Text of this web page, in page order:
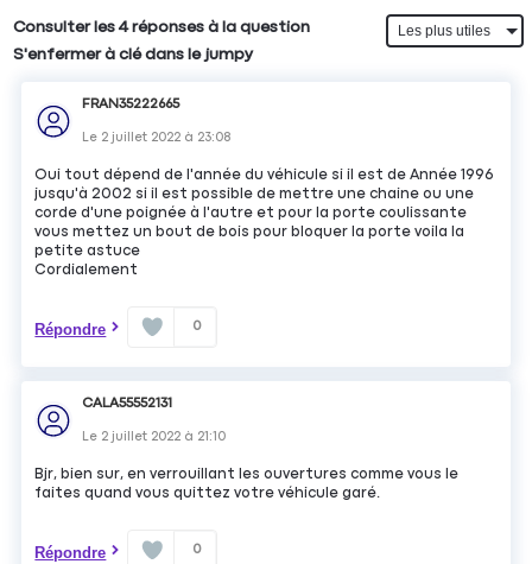
Consulter les 4 réponses à la question
S'enfermer à clé dans le jumpy
FRAN35222665
Le 2 juillet 2022 à 23:08
Oui tout dépend de l'année du véhicule si il est de Année 1996
jusqu'à 2002 si il est possible de mettre une chaine ou une
corde d'une poignée à l'autre et pour la porte coulissante
vous mettez un bout de bois pour bloquer la porte voila la
petite astuce
Cordialement
Répondre 0
CALA55552131
Le 2 juillet 2022 à 21:10
Bjr, bien sur, en verrouillant les ouvertures comme vous le
faites quand vous quittez votre véhicule garé.
Répondre 0